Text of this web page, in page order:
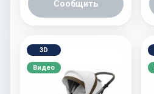
Сообщить
3D
Видео